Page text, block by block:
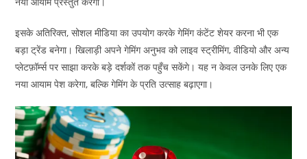
इसके अतिरिक्त, सोशल मीडिया का उपयोग करके गेमिंग कंटेंट शेयर करना भी एक
बड़ा ट्रेंड बनेगा। खिलाड़ी अपने गेमिंग अनुभव को लाइव स्ट्रीमिंग, वीडियो और अन्य
प्लेटफ़ॉर्म्स पर साझा करके बड़े दर्शकों तक पहुँच सकेंगे। यह न केवल उनके लिए एक
नया आयाम पेश करेगा, बल्कि गेमिंग के प्रति उत्साह बढ़ाएगा।